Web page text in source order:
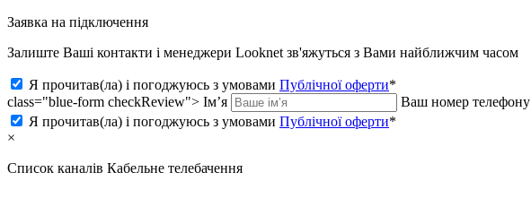
Заявка на підключення
Залиште Ваші контакти і менеджери Looknet зв'яжуться з Вами найближчим часом
Я прочитав(ла) і погоджуюсь з умовами Публічної оферти*
class="blue-form checkReview"> Ім’я Ваш номер телефону
Я прочитав(ла) і погоджуюсь з умовами Публічної оферти*
×
Список каналів Кабельне телебачення